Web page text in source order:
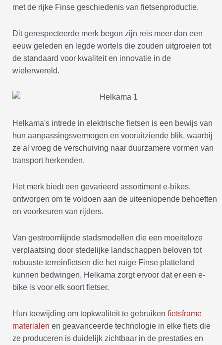
met de rijke Finse geschiedenis van fietsenproductie.
Dit gerespecteerde merk begon zijn reis meer dan een
eeuw geleden en legde wortels die zouden uitgroeien tot
de standaard voor kwaliteit en innovatie in de
wielerwereld.
Helkama's intrede in elektrische fietsen is een bewijs van
hun aanpassingsvermogen en vooruitziende blik, waarbij
ze al vroeg de verschuiving naar duurzamere vormen van
transport herkenden.
Het merk biedt een gevarieerd assortiment e-bikes,
ontworpen om te voldoen aan de uiteenlopende behoeften
en voorkeuren van rijders.
Van gestroomlijnde stadsmodellen die een moeiteloze
verplaatsing door stedelijke landschappen beloven tot
robuuste terreinfietsen die het ruige Finse platteland
kunnen bedwingen, Helkama zorgt ervoor dat er een e-
bike is voor elk soort fietser.
Hun toewijding om topkwaliteit te gebruiken fietsframe
materialen en geavanceerde technologie in elke fiets die
ze produceren is duidelijk zichtbaar in de prestaties en